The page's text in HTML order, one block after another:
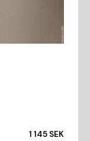
1 145 SEK